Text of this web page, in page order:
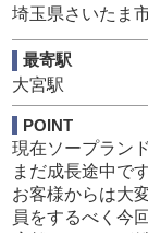
族と過ごされた
すし、入社後に
思われるスタッ
【給与詳細】
月給35万円以上！
（試用期間6カ
・賞与年2回（業
・残業代支給
・社会保険完備
埼玉県さいたま
最寄駅
大宮駅
POINT
現在ソープラン
まだ成長途中です
お客様からは大
員をするべく今